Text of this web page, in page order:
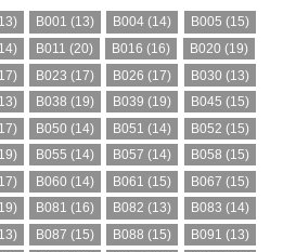
B001 (13) B004 (14) B005 (15)
B011 (20) B016 (16) B020 (19)
B023 (17) B026 (17) B030 (13)
B038 (19) B039 (19) B045 (15)
B050 (14) B051 (14) B052 (15)
B055 (14) B057 (14) B058 (15)
B060 (14) B061 (15) B067 (15)
B081 (16) B082 (13) B083 (14)
B087 (15) B088 (15) B091 (13)